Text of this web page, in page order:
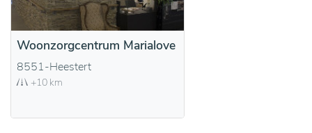
Woonzorgcentrum Marialove
8551-Heestert
+10 km